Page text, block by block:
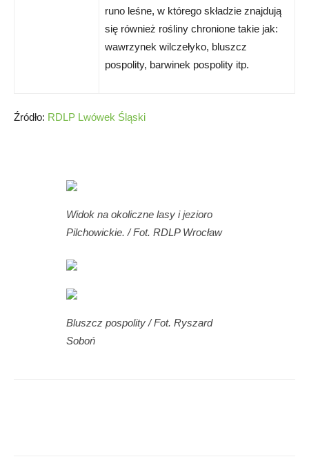
runo leśne, w którego składzie znajdują
się również rośliny chronione takie jak:
wawrzynek wilczełyko, bluszcz
pospolity, barwinek pospolity itp.
Źródło: RDLP Lwówek Śląski
Widok na okoliczne lasy i jezioro
Pilchowickie. / Fot. RDLP Wrocław
Bluszcz pospolity / Fot. Ryszard
Soboń